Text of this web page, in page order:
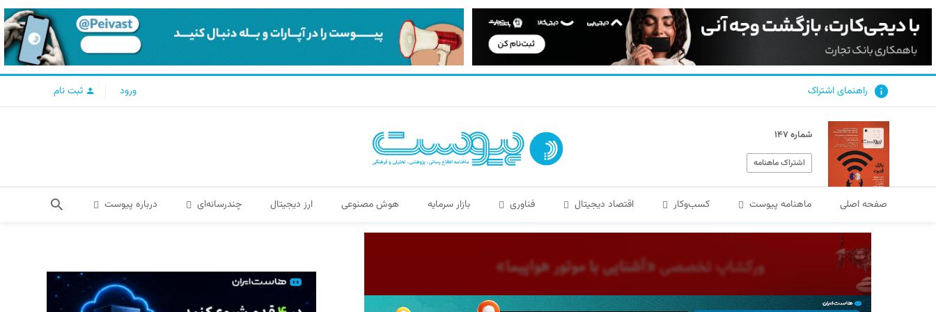
راهنمای اشتراک ورود ثبت نام
شماره ۱۴۷
اشتراک ماهنامه
صفحه اصلی ماهنامه پیوست کسب‌و‌کار اقتصاد دیجیتال فناوری بازار سرمایه هوش مصنوعی ارز دیجیتال چندرسانه‌ای درباره پیوست